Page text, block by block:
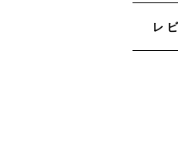
レ